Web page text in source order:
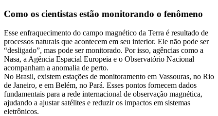
Como os cientistas estão monitorando o fenômeno
Esse enfraquecimento do campo magnético da Terra é resultado de
processos naturais que acontecem em seu interior. Ele não pode ser
“desligado”, mas pode ser monitorado. Por isso, agências como a
Nasa, a Agência Espacial Europeia e o Observatório Nacional
acompanham a anomalia de perto.
No Brasil, existem estações de monitoramento em Vassouras, no Rio
de Janeiro, e em Belém, no Pará. Esses pontos fornecem dados
fundamentais para a rede internacional de observação magnética,
ajudando a ajustar satélites e reduzir os impactos em sistemas
eletrônicos.